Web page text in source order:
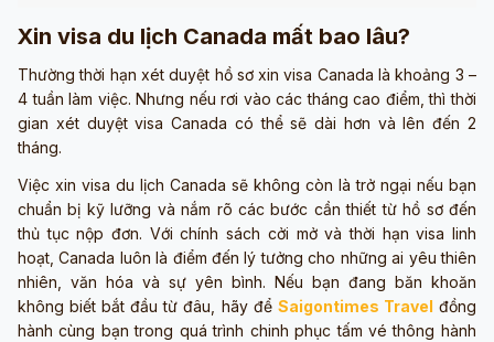
Xin visa du lịch Canada mất bao lâu?
Thường thời hạn xét duyệt hồ sơ xin visa Canada là khoảng 3 –
4 tuần làm việc. Nhưng nếu rơi vào các tháng cao điểm, thì thời
gian xét duyệt visa Canada có thể sẽ dài hơn và lên đến 2
tháng.
Việc xin visa du lịch Canada sẽ không còn là trở ngại nếu bạn
chuẩn bị kỹ lưỡng và nắm rõ các bước cần thiết từ hồ sơ đến
thủ tục nộp đơn. Với chính sách cởi mở và thời hạn visa linh
hoạt, Canada luôn là điểm đến lý tưởng cho những ai yêu thiên
nhiên, văn hóa và sự yên bình. Nếu bạn đang băn khoăn
không biết bắt đầu từ đâu, hãy để Saigontimes Travel đồng
hành cùng bạn trong quá trình chinh phục tấm vé thông hành